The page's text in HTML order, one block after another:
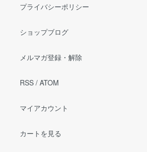
プライバシーポリシー
ショップブログ
メルマガ登録・解除
RSS / ATOM
マイアカウント
カートを見る